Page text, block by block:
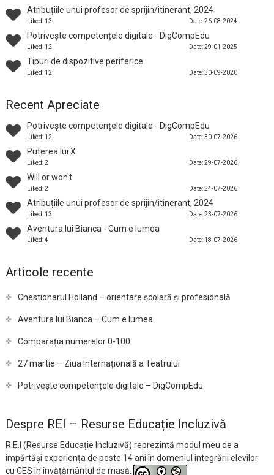
Atribuțiile unui profesor de sprijin/itinerant, 2024
Liked: 13 Date: 26-08-2024
Potrivește competențele digitale - DigCompEdu
Liked: 12 Date: 29-01-2025
Tipuri de dispozitive periferice
Liked: 12 Date: 30-09-2020
Recent Apreciate
Potrivește competențele digitale - DigCompEdu
Liked: 12 Date: 30-07-2026
Puterea lui X
Liked: 2 Date: 29-07-2026
Will or won't
Liked: 2 Date: 24-07-2026
Atribuțiile unui profesor de sprijin/itinerant, 2024
Liked: 13 Date: 23-07-2026
Aventura lui Bianca - Cum e lumea
Liked: 4 Date: 18-07-2026
Articole recente
Chestionarul Holland – orientare școlară și profesională
Aventura lui Bianca – Cum e lumea
Comparația numerelor 0-100
27 martie – Ziua Internațională a Teatrului
Potrivește competențele digitale – DigCompEdu
Despre REI – Resurse Educație Incluzivă
R.E.I (Resurse Educație Incluzivă) reprezintă modul meu de a
împărtăși experiența de peste 14 ani în domeniul integrării elevilor
cu CES în învățământul de masă.